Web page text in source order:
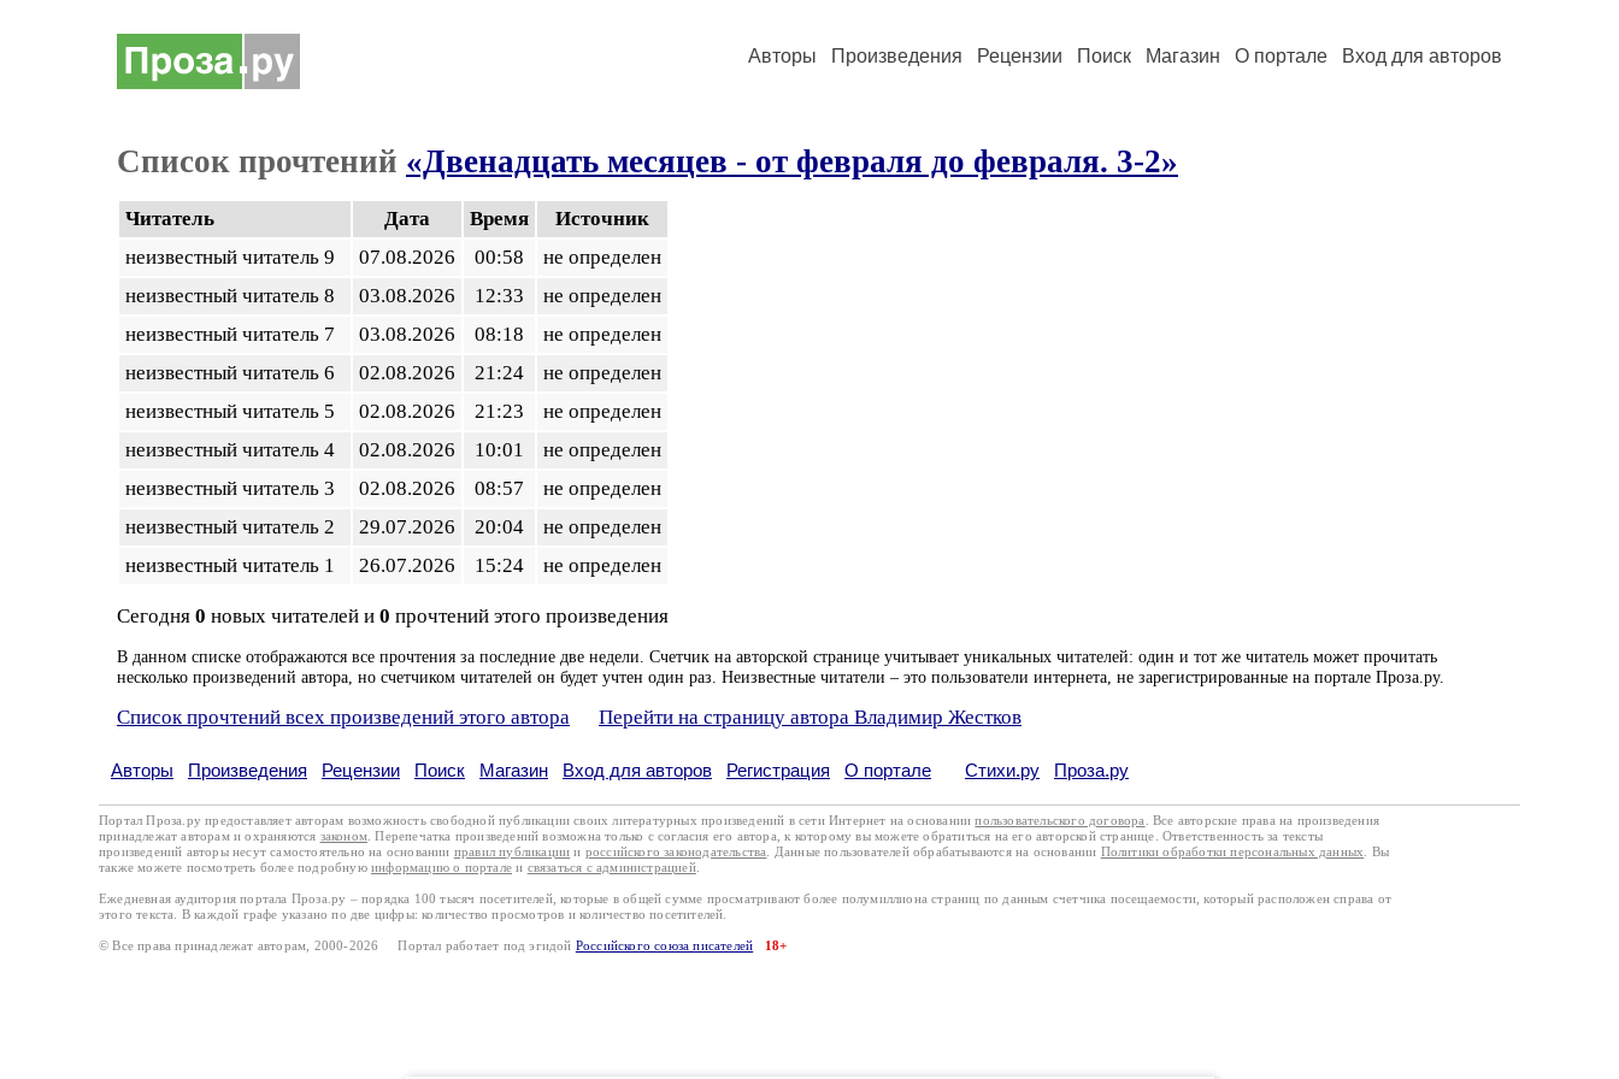
Авторы Произведения Рецензии Поиск Магазин О портале Вход для авторов
Список прочтений «Двенадцать месяцев - от февраля до февраля. 3-2»
Читатель Дата Время
Источник
неизвестный читатель 9
07.08.2026 00:58
не определен
неизвестный читатель 8
03.08.2026 12:33
не определен
неизвестный читатель 7
03.08.2026 08:18
не определен
неизвестный читатель 6
02.08.2026 21:24
не определен
неизвестный читатель 5
02.08.2026 21:23
не определен
неизвестный читатель 4
02.08.2026 10:01
не определен
неизвестный читатель 3
02.08.2026 08:57
не определен
неизвестный читатель 2
29.07.2026 20:04
не определен
неизвестный читатель 1
26.07.2026 15:24 не определен
Сегодня 0 новых читателей и 0 прочтений этого произведения
В данном списке отображаются все прочтения за последние две недели. Счетчик на авторской странице учитывает уникальных читателей: один и тот же читатель может прочитать
несколько произведений автора, но счетчиком читателей он будет учтен один раз. Неизвестные читатели – это пользователи интернета, не зарегистрированные на портале Проза.ру.
Список прочтений всех произведений этого автора Перейти на страницу автора Владимир Жестков
Авторы Произведения Рецензии Поиск Магазин Вход для авторов Регистрация О портале Стихи.ру Проза.ру
Портал Проза.ру предоставляет авторам возможность свободной публикации своих литературных произведений в сети Интернет на основаниипользовательского договора
. Все авторские права на произведения
принадлежат авторам и охраняются законом . Перепечатка произведений возможна только с согласия его автора, к которому вы можете обратиться на его авторской странице. Ответственность за тексты
произведений авторы несут самостоятельно на основании правил публикации и российского законодательства . Данные пользователей обрабатываются на основании Политики обработки персональных данных
. Вы
также можете посмотреть более подробную информацию о портале и связаться с администрацией.
Ежедневная аудитория портала Проза.ру – порядка 100 тысяч посетителей, которые в общей сумме просматривают более полумиллиона страниц по данным счетчика посещаемости, который расположен справа от
этого текста. В каждой графе указано по две цифры: количество просмотров и количество посетителей.
© Все права принадлежат авторам, 2000-2026 Портал работает под эгидой Российского союза писателей 18+